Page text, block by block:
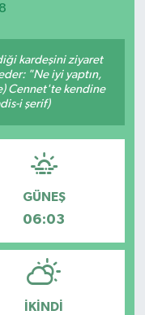
kardeşini ziyaret
"Ne iyi yaptın,
Cennet'te kendine
i şerif)
GÜNEŞ
06:03
İKINDI